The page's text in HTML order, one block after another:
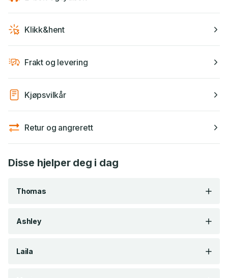
Klikk&hent
Frakt og levering
Kjøpsvilkår
Retur og angrerett
Disse hjelper deg i dag
Thomas
Kreativ illustratør og ivrig legosamler.
Ashley
Elsker tur med hund og å prøve nye
Laila